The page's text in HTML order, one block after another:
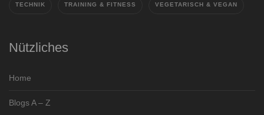
TECHNIK TRAINING & FITNESS VEGETARISCH & VEGAN
Nützliches
Home
Blogs A – Z